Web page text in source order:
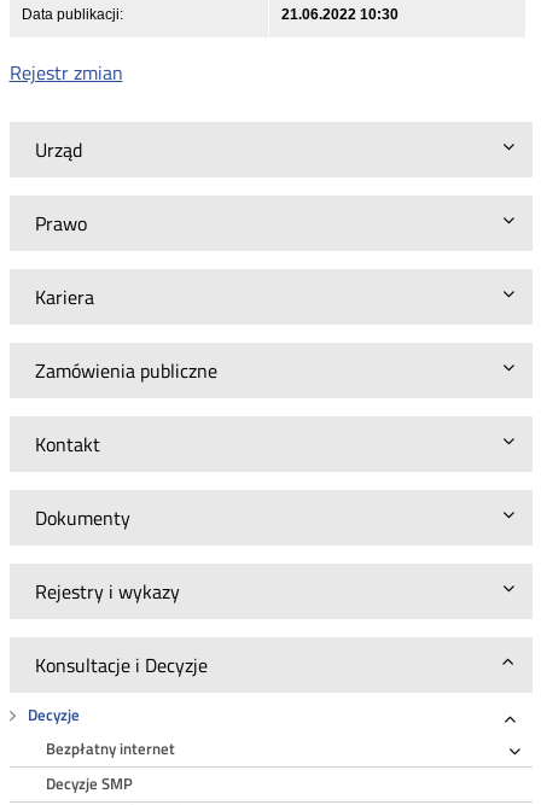
Urząd
Prawo
Kariera
Zamówienia publiczne
Kontakt
Dokumenty
Rejestry i wykazy
Konsultacje i Decyzje
Decyzje
Bezpłatny internet
Decyzje SMP
Data publikacji: 21.06.2022 10:30
Rejestr zmian